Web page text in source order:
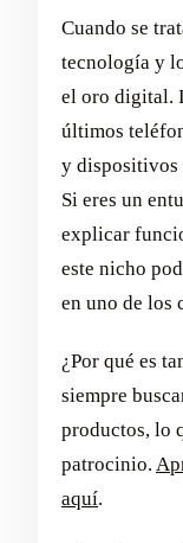
Cuando se
tecnología y
el oro digital.
últimos
y dispositivos
Si eres un
explicar
este nicho
en uno de los
¿Por qué es
siempre
productos, lo
patrocinio.
aquí.